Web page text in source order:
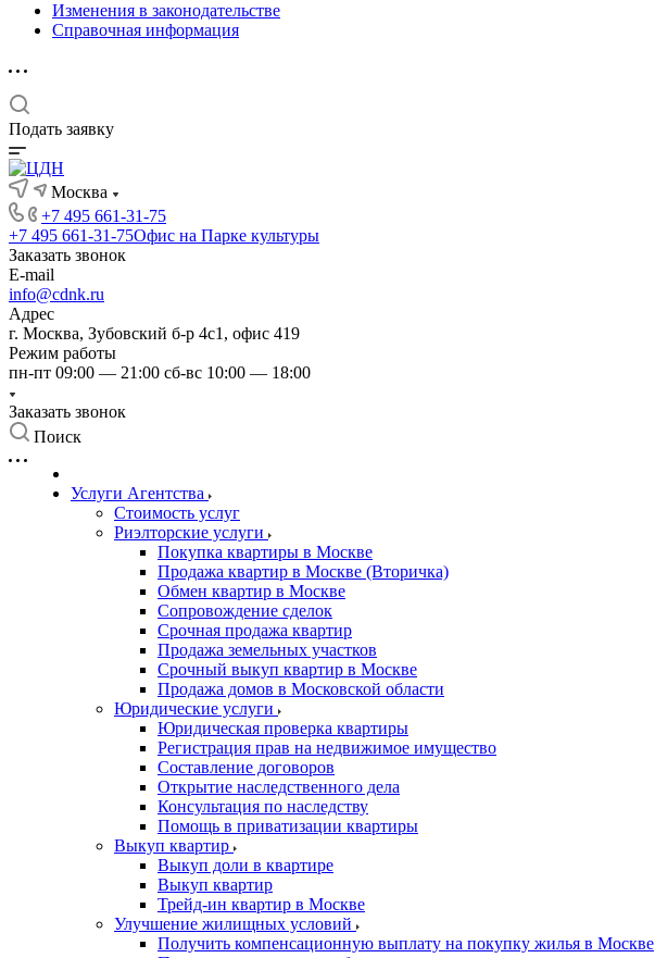
Изменения в законодательстве
Справочная информация
Подать заявку
Москва
+7 495 661-31-75
+7 495 661-31-75Офис на Парке культуры
Заказать звонок
E-mail
info@cdnk.ru
Адрес
г. Москва, Зубовский б-р 4с1, офис 419
Режим работы
пн-пт 09:00 — 21:00 сб-вс 10:00 — 18:00
Заказать звонок
Поиск
Услуги Агентства
Стоимость услуг
Риэлторские услуги
Покупка квартиры в Москве
Продажа квартир в Москве (Вторичка)
Обмен квартир в Москве
Сопровождение сделок
Срочная продажа квартир
Продажа земельных участков
Срочный выкуп квартир в Москве
Продажа домов в Московской области
Юридические услуги
Юридическая проверка квартиры
Регистрация прав на недвижимое имущество
Составление договоров
Открытие наследственного дела
Консультация по наследству
Помощь в приватизации квартиры
Выкуп квартир
Выкуп доли в квартире
Выкуп квартир
Трейд-ин квартир в Москве
Улучшение жилищных условий
Получить компенсационную выплату на покупку жилья в Москве